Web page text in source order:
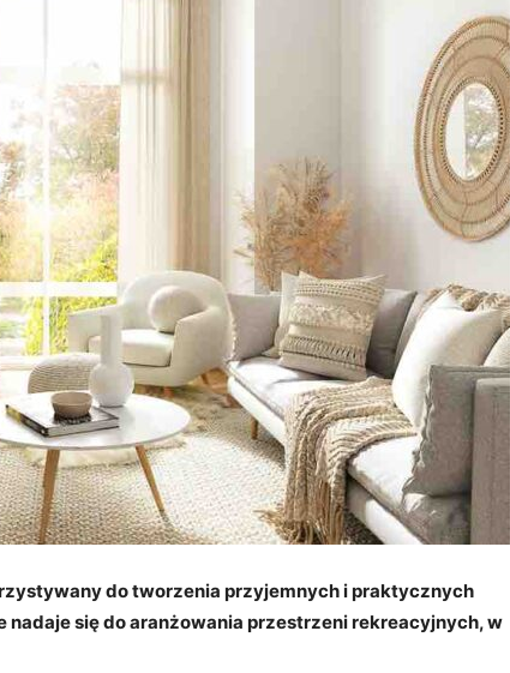
do tworzenia przyjemnych i praktycznych
się do aranżowania przestrzeni rekreacyjnych, w